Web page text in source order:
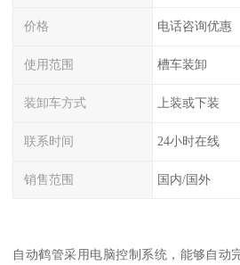
价格 电话咨询优惠
使用范围 槽车装卸
装卸车方式 上装或下装
联系时间 24小时在线
销售范围 国内/国外
自动鹤管采用电脑控制系统，能够自动